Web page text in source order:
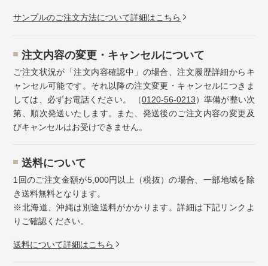
サンプルのご注文方法について詳細はこちら
注⽂内容の変更・キャンセルについて
ご注文状況が「注文内容確認中」の場合、注文履歴詳細からキ
ャンセル可能です。それ以降の注文変更・キャンセルにつきま
しては、必ずお電話ください。 （0120-56-0213）準備が整い次
第、順次発送いたします。また、発送後のご注文内容の変更及
びキャンセルはお受けできません。
送料について
1回のご注文金額が5,000円以上（税抜）の場合、一部地域を除
き送料無料となります。
※北海道、沖縄は別途送料がかかります。詳細は下記リンクよ
りご確認ください。
送料について詳細はこちら